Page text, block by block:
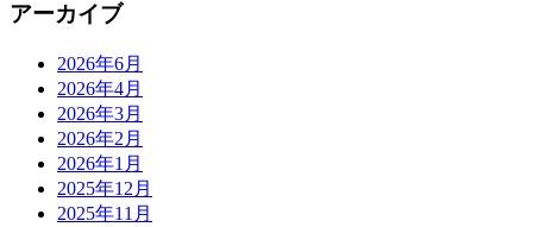
アーカイブ
2026年6月
2026年4月
2026年3月
2026年2月
2026年1月
2025年12月
2025年11月